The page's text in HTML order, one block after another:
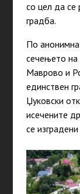
со цел да се
градба.
По
сечењето
Маврово и
единствен
Џуковски
исечените
се